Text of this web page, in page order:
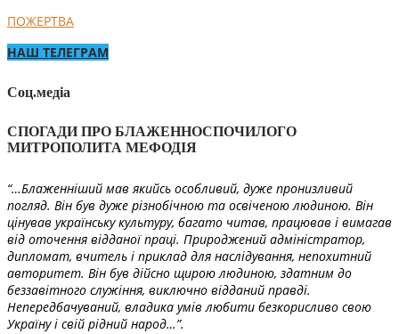
ПОЖЕРТВА
НАШ ТЕЛЕГРАМ
Соц.медіа
СПОГАДИ ПРО БЛАЖЕННОСПОЧИЛОГО
МИТРОПОЛИТА МЕФОДІЯ
“…Блаженніший мав якийсь особливий, дуже пронизливий
погляд. Він був дуже різнобічною та освіченою людиною. Він
цінував українську культуру, багато читав, працював і вимагав
від оточення відданої праці. Природжений адміністратор,
дипломат, вчитель і приклад для наслідування, непохитний
авторитет. Він був дійсно щирою людиною, здатним до
беззавітного служіння, виключно відданий правді.
Непередбачуваний, владика умів любити безкорисливо свою
Україну і свій рідний народ…”.